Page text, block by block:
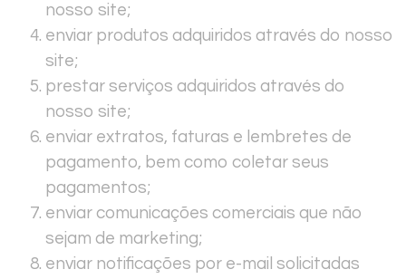
nosso site;
enviar produtos adquiridos através do nosso
site;
prestar serviços adquiridos através do
nosso site;
enviar extratos, faturas e lembretes de
pagamento, bem como coletar seus
pagamentos;
enviar comunicações comerciais que não
sejam de marketing;
enviar notificações por e-mail solicitadas